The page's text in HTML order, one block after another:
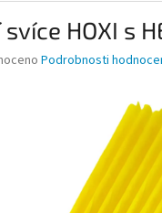
svíce HOXI s
Podrobnosti